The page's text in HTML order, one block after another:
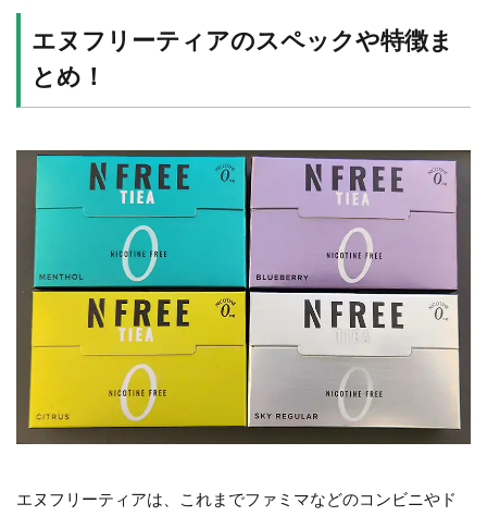
エヌフリーティアのスペックや特徴ま
とめ！
エヌフリーティアは、これまでファミマなどのコンビニやド